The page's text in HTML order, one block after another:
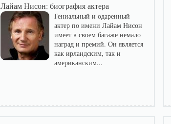
Лайам Нисон: биография актера
Гениальный и одаренный
актер по имени Лайам Нисон
имеет в своем багаже немало
наград и премий. Он является
как ирландским, так и
американским...